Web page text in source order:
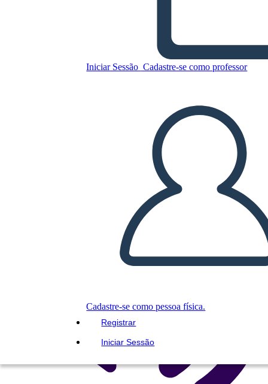
Iniciar Sessão Cadastre-se como professor
Cadastre-se como pessoa física.
Registrar
Iniciar Sessão
Untitled Storyboard
REPRODUZIR APRESENTAÇÃO DE SLIDES
LEIA PRA MIM